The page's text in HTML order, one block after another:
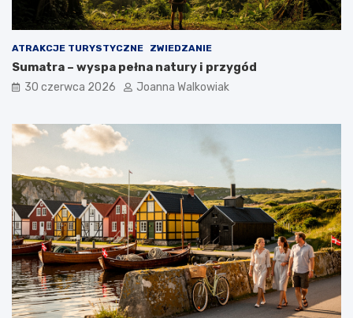
ATRAKCJE TURYSTYCZNE ZWIEDZANIE
Sumatra – wyspa pełna natury i przygód
30 czerwca 2026 Joanna Walkowiak